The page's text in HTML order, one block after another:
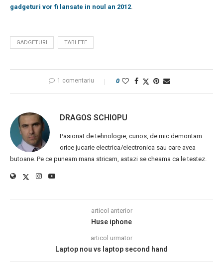
gadgeturi vor fi lansate in noul an 2012.
GADGETURI TABLETE
1 comentariu 0
DRAGOS SCHIOPU
Pasionat de tehnologie, curios, de mic demontam
orice jucarie electrica/electronica sau care avea
butoane. Pe ce puneam mana stricam, astazi se cheama ca le testez.
articol anterior
Huse iphone
articol urmator
Laptop nou vs laptop second hand